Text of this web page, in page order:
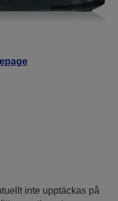
inte upptäckas på